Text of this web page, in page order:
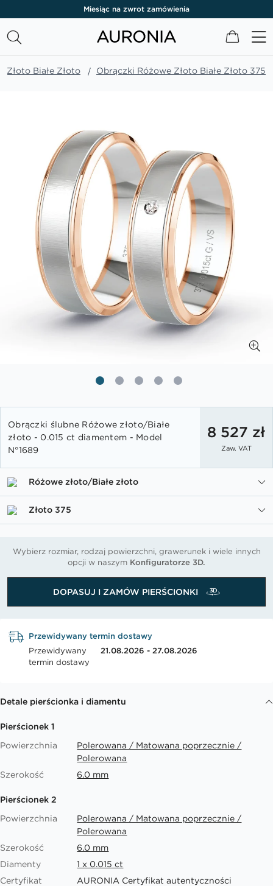
Miesiąc na zwrot zamówienia
Mój
Złoto Białe Złoto Obrączki Różowe Złoto Białe Złoto 375
na
początek
galerii
Obrączki ślubne Różowe złoto/Białe
złoto - 0.015 ct diamentem - Model
N°1689
8 527 zł
Zaw. VAT
Różowe złoto/Białe złoto
Złoto 375
Wybierz rozmiar, rodzaj powierzchni, grawerunek i wiele innych
opcji w naszym Konfiguratorze 3D.
DOPASUJ I ZAMÓW PIERŚCIONKI
Przewidywany termin dostawy
Przewidywany
termin dostawy
21.08.2026 - 27.08.2026
Detale pierścionka i diamentu
Pierścionek 1
Powierzchnia
Polerowana / Matowana poprzecznie /
Polerowana
Szerokość
6.0 mm
Pierścionek 2
Powierzchnia
Polerowana / Matowana poprzecznie /
Polerowana
Szerokość
6.0 mm
Diamenty
1 x 0.015 ct
Certyfikat
AURONIA Certyfikat autentyczności